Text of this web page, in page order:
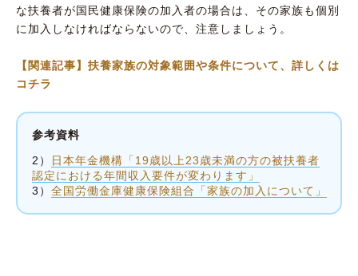
な扶養者が国民健康保険の加入者の場合は、その家族も個別
に加入しなければならないので、注意しましょう。
【関連記事】扶養家族の対象範囲や条件について、詳しくは
コチラ
参考資料
2）
日本年金機構「19歳以上23歳未満の方の被扶養者
認定における年間収入要件が変わります」
3） 全国労働金庫健康保険組合「家族の加入について」